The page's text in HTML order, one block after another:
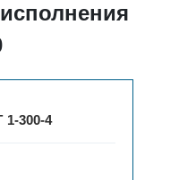
300-4